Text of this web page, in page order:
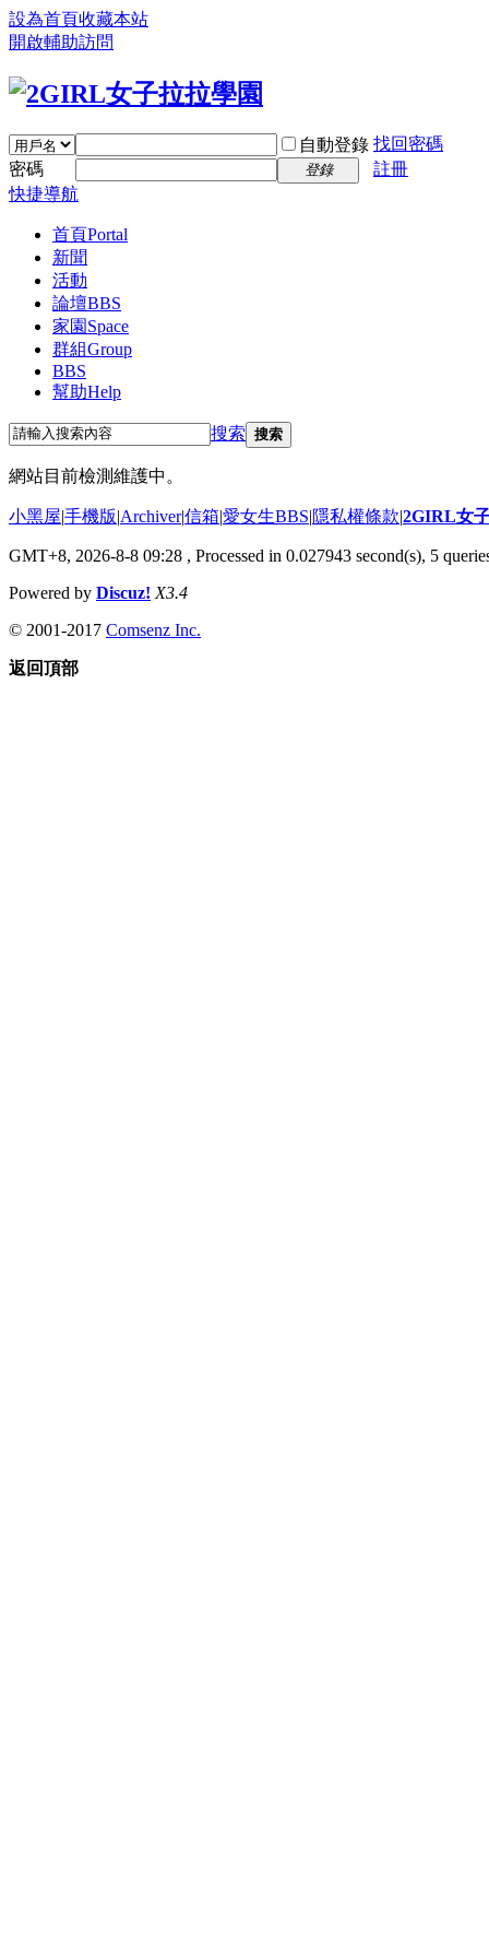
設為首頁收藏本站
開啟輔助訪問
自動登錄 找回密碼
密碼
登錄
註冊
快捷導航
首頁Portal
新聞
活動
論壇BBS
家園 Space
群組Group
BBS
幫助Help
搜索 搜索
網站目前檢測維護中。
小黑屋|手機版|Archiver|信箱|愛女生BBS|隱私權條款|2GIRL女
GMT+8, 2026-8-8 09:28 , Processed in 0.027943 second(s), 5
Powered by Discuz! X3.4
© 2001-2017 Comsenz Inc.
返回頂部